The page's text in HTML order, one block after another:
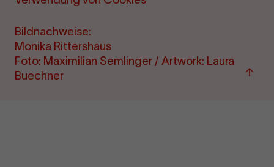
Bildnachweise:
Monika Rittershaus
Foto: Maximilian Semlinger / Artwork: Laura
Buechner
Zu